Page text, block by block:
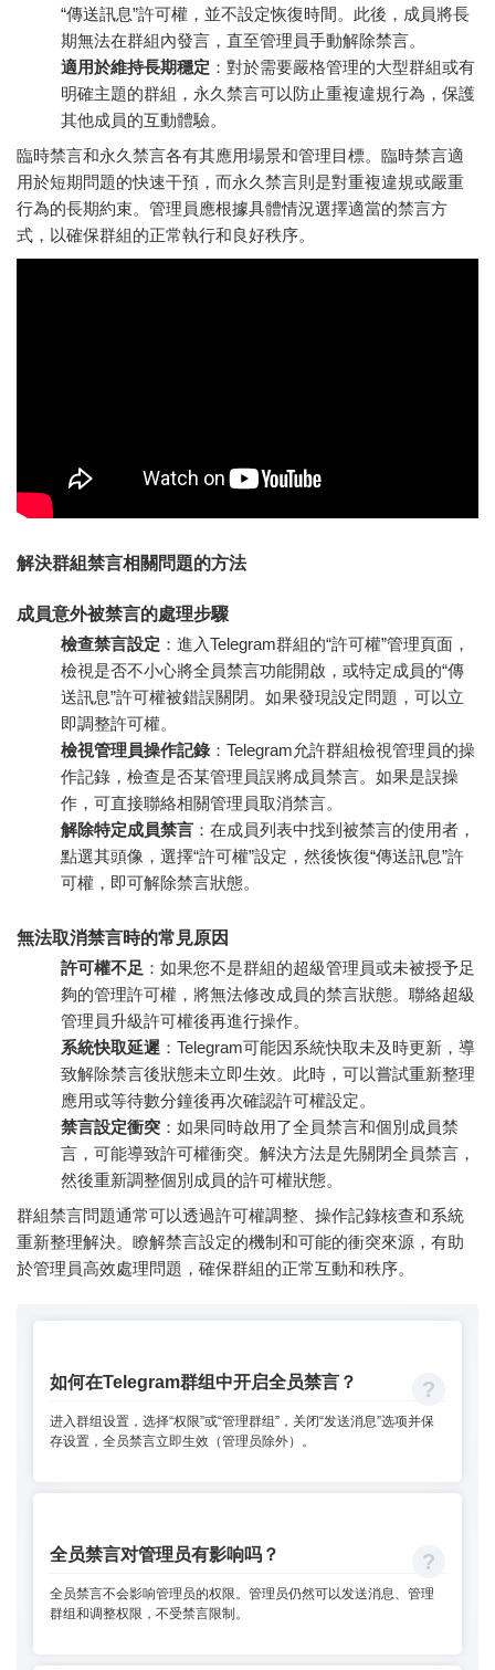
“傳送訊息”許可權，並不設定恢復時間。此後，成員將長
期無法在群組內發言，直至管理員手動解除禁言。
適用於維持長期穩定 ：對於需要嚴格管理的大型群組或有
明確主題的群組，永久禁言可以防止重複違規行為，保護
其他成員的互動體驗。
臨時禁言和永久禁言各有其應用場景和管理目標。臨時禁言適
用於短期問題的快速干預，而永久禁言則是對重複違規或嚴重
行為的長期約束。管理員應根據具體情況選擇適當的禁言方
式，以確保群組的正常執行和良好秩序。
解決群組禁言相關問題的方法
成員意外被禁言的處理步驟
檢查禁言設定 ：進入Telegram群組的“許可權”管理頁面，
檢視是否不小心將全員禁言功能開啟，或特定成員的“傳
送訊息”許可權被錯誤關閉。如果發現設定問題，可以立
即調整許可權。
檢視管理員操作記錄：Telegram允許群組檢視管理員的操
作記錄，檢查是否某管理員誤將成員禁言。如果是誤操
作，可直接聯絡相關管理員取消禁言。
解除特定成員禁言 ：在成員列表中找到被禁言的使用者，
點選其頭像，選擇“許可權”設定，然後恢復“傳送訊息”許
可權，即可解除禁言狀態。
無法取消禁言時的常見原因
許可權不足 ：如果您不是群組的超級管理員或未被授予足
夠的管理許可權，將無法修改成員的禁言狀態。聯絡超級
管理員升級許可權後再進行操作。
系統快取延遲 ：Telegram可能因系統快取未及時更新，導
致解除禁言後狀態未立即生效。此時，可以嘗試重新整理
應用或等待數分鐘後再次確認許可權設定。
禁言設定衝突 ：如果同時啟用了全員禁言和個別成員禁
言，可能導致許可權衝突。解決方法是先關閉全員禁言，
然後重新調整個別成員的許可權狀態。
群組禁言問題通常可以透過許可權調整、操作記錄核查和系統
重新整理解決。瞭解禁言設定的機制和可能的衝突來源，有助
於管理員高效處理問題，確保群組的正常互動和秩序。
如何在Telegram群组中开启全员禁言？
进入群组设置，选择“权限”或“管理群组”，关闭“发送消息”选项并保
存设置，全员禁言立即生效（管理员除外）。
全员禁言对管理员有影响吗？
全员禁言不会影响管理员的权限。管理员仍然可以发送消息、管理
群组和调整权限，不受禁言限制。